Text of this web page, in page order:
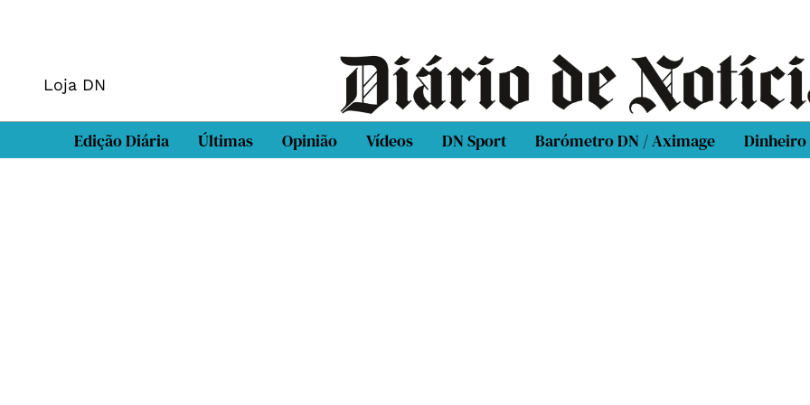
Loja DN
Edição Diária Últimas Opinião Vídeos DN Sport Barómetro DN / Aximage Dinheiro